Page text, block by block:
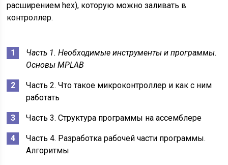
расширением hex), которую можно заливать в
контроллер.
Часть 1. Необходимые инструменты и программы.
Основы MPLAB
Часть 2. Что такое микроконтроллер и как с ним
работать
Часть 3. Структура программы на ассемблере
Часть 4. Разработка рабочей части программы.
Алгоритмы